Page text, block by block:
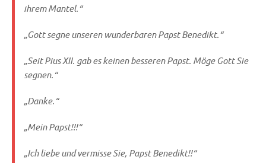
ihrem Mantel.“
„Gott seg­ne unse­ren wun­der­ba­ren Papst Benedikt.“
„Seit Pius XII. gab es kei­nen bes­se­ren Papst. Möge Gott Sie
segnen.“
„Dan­ke.“
„Mein Papst!!!“
„Ich lie­be und ver­mis­se Sie, Papst Benedikt!!“